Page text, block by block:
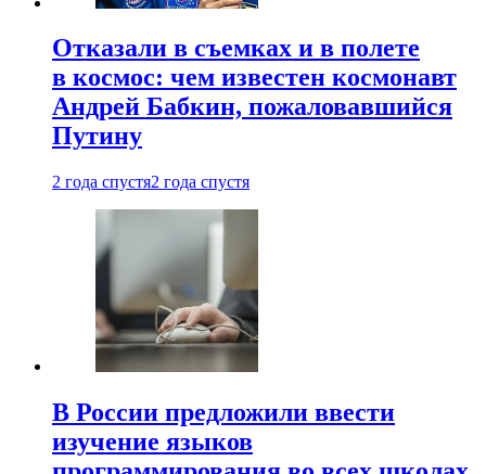
Отказали в съемках и в полете
в космос: чем известен космонавт
Андрей Бабкин, пожаловавшийся
Путину
2 года спустя2 года спустя
В России предложили ввести
изучение языков